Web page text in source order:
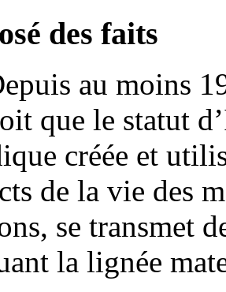
des faits
au moins
que le statut
créée et
de la vie des
se transmet
la lignée